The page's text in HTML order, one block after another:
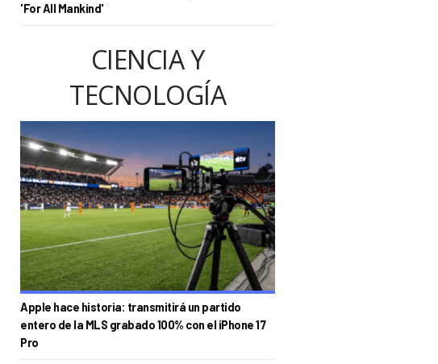
'For All Mankind'
CIENCIA Y
TECNOLOGÍA
Apple hace historia: transmitirá un partido
entero de la MLS grabado 100% con el iPhone 17
Pro